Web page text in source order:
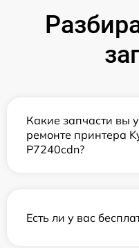
Какие запчасти вы
ремонте принтера
P7240cdn?
Есть ли у вас